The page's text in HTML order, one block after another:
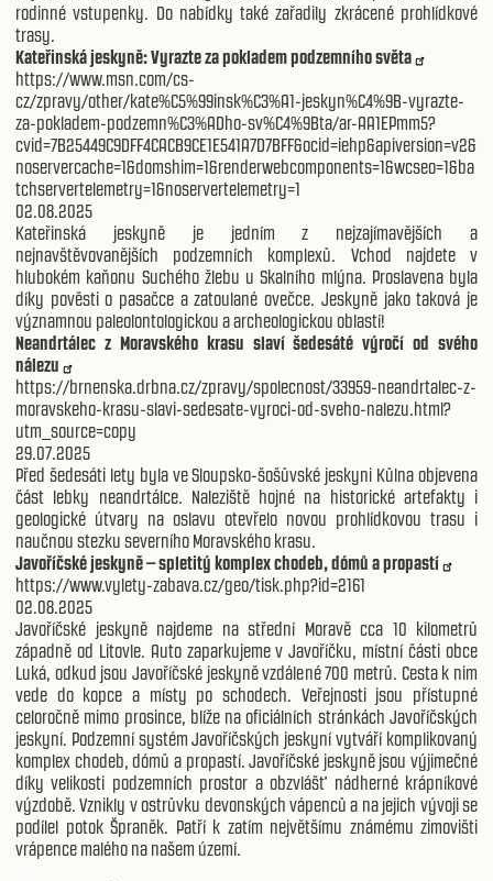
rodinné vstupenky. Do nabídky také zařadily zkrácené prohlídkové
trasy.
Kateřinská jeskyně: Vyrazte za pokladem podzemního světa
https://www.msn.com/cs-
cz/zpravy/other/kate%C5%99insk%C3%A1-jeskyn%C4%9B-vyrazte-
za-pokladem-podzemn%C3%ADho-sv%C4%9Bta/ar-AA1EPmm5?
cvid=7B25449C9DFF4CACB9CE1E541A7D7BFF&ocid=iehp&apiversion=v2&
noservercache=1&domshim=1&renderwebcomponents=1&wcseo=1&ba
tchservertelemetry=1&noservertelemetry=1
02.08.2025
Kateřinská jeskyně je jedním z nejzajímavějších a
nejnavštěvovanějších podzemních komplexů. Vchod najdete v
hlubokém kaňonu Suchého žlebu u Skalního mlýna. Proslavena byla
díky pověsti o pasačce a zatoulané ovečce. Jeskyně jako taková je
významnou paleolontologickou a archeologickou oblastí!
Neandrtálec z Moravského krasu slaví šedesáté výročí od svého
nálezu
https://brnenska.drbna.cz/zpravy/spolecnost/33959-neandrtalec-z-
moravskeho-krasu-slavi-sedesate-vyroci-od-sveho-nalezu.html?
utm_source=copy
29.07.2025
Před šedesáti lety byla ve Sloupsko-šošůvské jeskyni Kůlna objevena
část lebky neandrtálce. Naleziště hojné na historické artefakty i
geologické útvary na oslavu otevřelo novou prohlídkovou trasu i
naučnou stezku severního Moravského krasu.
Javoříčské jeskyně – spletitý komplex chodeb, dómů a propastí
https://www.vylety-zabava.cz/geo/tisk.php?id=2161
02.08.2025
Javoříčské jeskyně najdeme na střední Moravě cca 10 kilometrů
západně od Litovle. Auto zaparkujeme v Javoříčku, místní části obce
Luká, odkud jsou Javoříčské jeskyně vzdálené 700 metrů. Cesta k nim
vede do kopce a místy po schodech. Veřejnosti jsou přístupné
celoročně mimo prosince, blíže na oficiálních stránkách Javoříčských
jeskyní. Podzemní systém Javoříčských jeskyní vytváří komplikovaný
komplex chodeb, dómů a propastí. Javoříčské jeskyně jsou výjimečné
díky velikosti podzemních prostor a obzvlášť nádherné krápníkové
výzdobě. Vznikly v ostrůvku devonských vápenců a na jejich vývoji se
podílel potok Špraněk. Patří k zatím největšímu známému zimovišti
vrápence malého na našem území.